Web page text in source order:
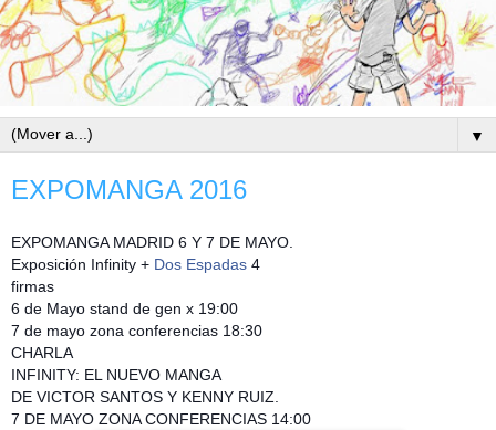
▼
EXPOMANGA 2016
EXPOMANGA MADRID 6 Y 7 DE MAYO.
Exposición Infinity + Dos Espadas 4
firmas
6 de Mayo stand de gen x 19:00
7 de mayo zona conferencias 18:30
CHARLA
INFINITY: EL NUEVO MANGA
DE VICTOR SANTOS Y KENNY RUIZ.
7 DE MAYO ZONA CONFERENCIAS 14:00